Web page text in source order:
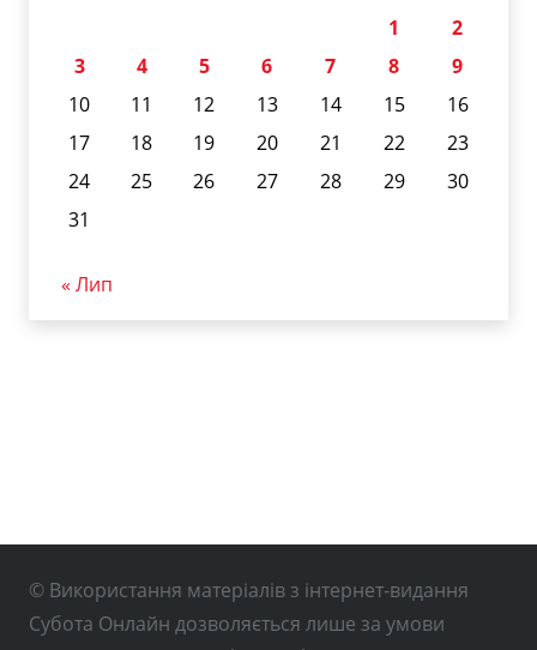
1
2
3
4 5 6 7 8
9
10
11 12 13 14 15
16
17
18 19 20 21 22
23
24
25 26 27 28 29
30
31
« Лип
© Використання матеріалів з інтернет-видання
Субота Онлайн дозволяється лише за умови